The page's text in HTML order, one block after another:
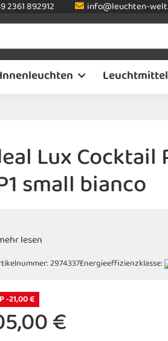
2361 892912 info@leuchten-
Innenleuchten Leuchtmittel
Lux
small bianco
lesen
2974337Energieeffizienzklasse:
-21,00 €
€